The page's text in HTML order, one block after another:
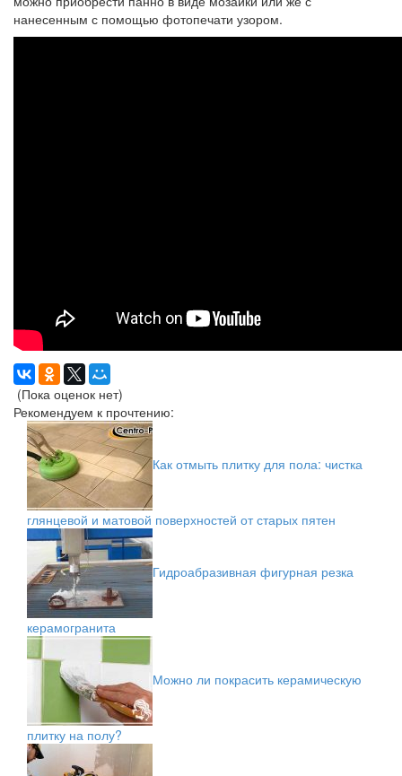
нанесенным с помощью фотопечати узором.
(Пока оценок нет)
Рекомендуем к прочтению:
Как отмыть плитку для пола: чистка
глянцевой и матовой поверхностей от старых пятен
Гидроабразивная фигурная резка
керамогранита
Можно ли покрасить керамическую
плитку на полу?